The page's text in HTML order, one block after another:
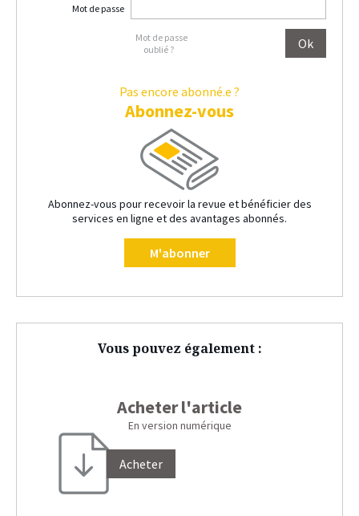
Mot de passe
Mot de passe
oublié ?
Pas encore abonné.e ?
Abonnez-vous
Abonnez-vous pour recevoir la revue et bénéficier des
services en ligne et des avantages abonnés.
M'abonner
Vous pouvez également :
Acheter l'article
En version numérique
Acheter